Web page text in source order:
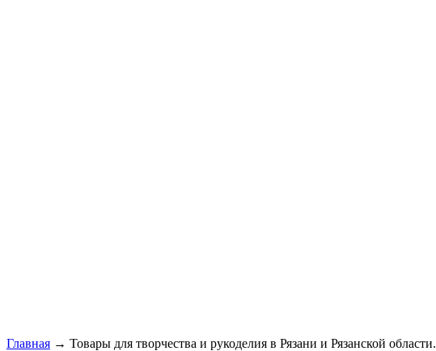
Главная → Товары для творчества и рукоделия в Рязани и Рязанской области.